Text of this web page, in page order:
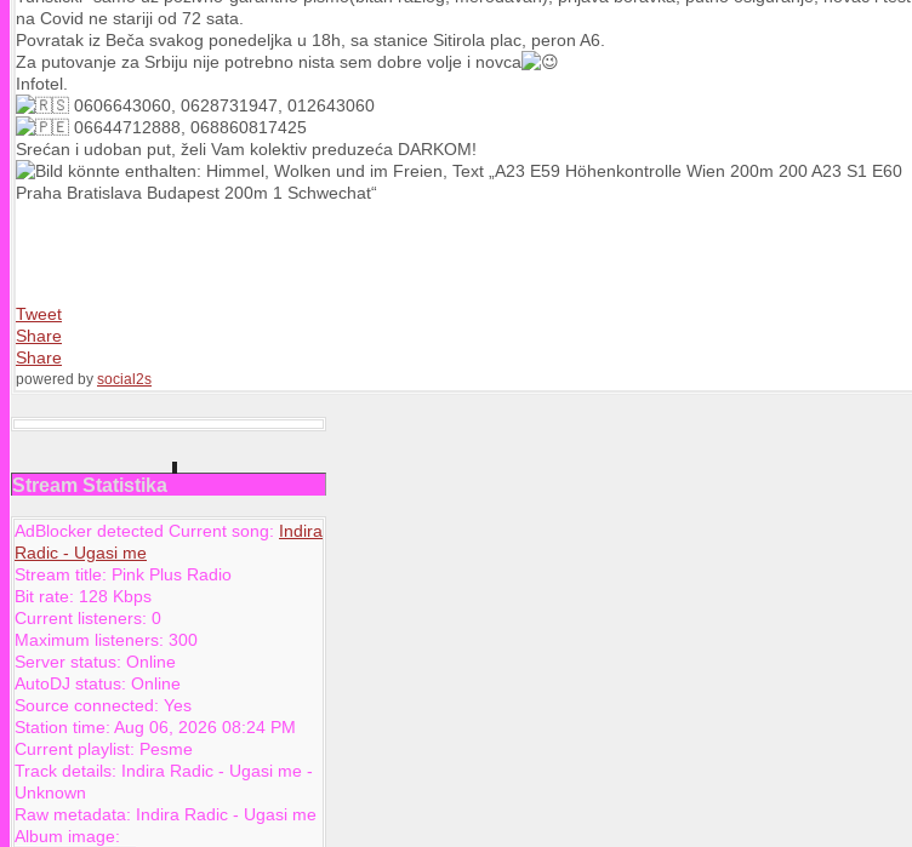
na Covid ne stariji od 72 sata.
Povratak iz Beča svakog ponedeljka u 18h, sa stanice Sitirola plac, peron A6.
Za putovanje za Srbiju nije potrebno nista sem dobre volje i novca
Infotel.
0606643060, 0628731947, 012643060
06644712888, 068860817425
Srećan i udoban put, želi Vam kolektiv preduzeća DARKOM!
Tweet
Share
Share
powered by social2s
Stream Statistika
AdBlocker detected Current song: Indira
Radic - Ugasi me
Stream title: Pink Plus Radio
Bit rate: 128 Kbps
Current listeners: 0
Maximum listeners: 300
Server status: Online
AutoDJ status: Online
Source connected: Yes
Station time: Aug 06, 2026 08:24 PM
Current playlist: Pesme
Track details: Indira Radic - Ugasi me -
Unknown
Raw metadata: Indira Radic - Ugasi me
Album image: